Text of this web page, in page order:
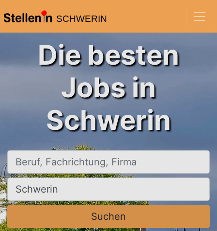
SCHWERIN
Die besten
Jobs in
Schwerin
Beruf, Fachrichtung, Firma
Ort, Stadt
Suchen